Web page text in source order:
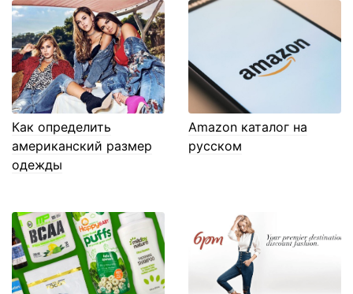
Как определить
американский размер
одежды
Amazon каталог на
русском